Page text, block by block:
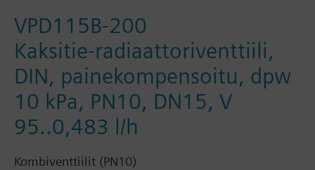
VPD115B-200
Kaksitie-radiaattoriventtiili,
DIN, painekompensoitu, dpw
10 kPa, PN10, DN15, V
95..0,483 l/h
Kombiventtiilit (PN10)